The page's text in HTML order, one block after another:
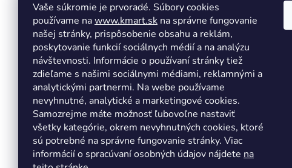
Vaše súkromie je prvoradé. Súbory cookies
používame nawww.kmart.sk na správne fungovanie
našej stránky, prispôsobenie obsahu a reklám,
poskytovanie funkcií sociálnych médií a na analýzu
návštevnosti. Informácie o používaní stránky tiež
zdieľame s našimi sociálnymi médiami, reklamnými a
analytickými partnermi. Na webe používame
nevyhnutné, analytické a marketingové cookies.
Samozrejme máte možnosť ľubovoľne nastaviť
všetky kategórie, okrem nevyhnutných cookies, ktoré
sú potrebné na správne fungovanie stránky. Viac
informácií o spracúvaní osobných údajov nájdete na
Copyright 2026Kmart.sk. Všetky práva vyhradené.